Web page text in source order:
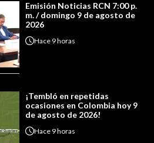
Emisión Noticias RCN 7:00 p.
m. / domingo 9 de agosto de
2026
Hace 9 horas
¡Tembló en repetidas
ocasiones en Colombia hoy 9
de agosto de 2026!
Hace 9 horas